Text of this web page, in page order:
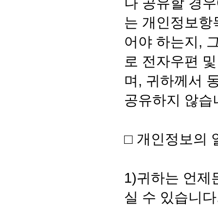
는 개인정보
어야 하는지,
로 전자우편
며, 귀하께서
공유하지 않습
□ 개인정보의
1)귀하는 언제
실 수 있습니